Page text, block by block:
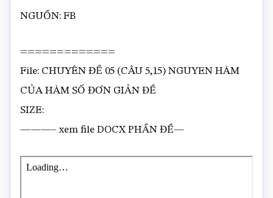
NGUỒN: FB
=============
File: CHUYÊN ĐỀ 05 (CÂU 5,15) NGUYEN HÀM
CỦA HÀM SỐ ĐƠN GIẢN ĐỀ
SIZE:
———– xem file DOCX PHẦN ĐỀ—